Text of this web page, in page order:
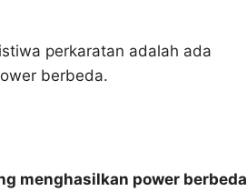
perkaratan adalah ada
berbeda.
menghasilkan power berbeda